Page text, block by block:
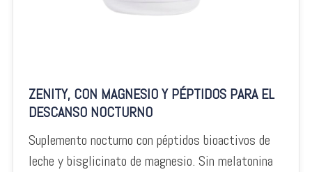
ZENITY, CON MAGNESIO Y PÉPTIDOS PARA EL
DESCANSO NOCTURNO
Suplemento nocturno con péptidos bioactivos de
leche y bisglicinato de magnesio. Sin melatonina